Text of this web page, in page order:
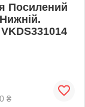
Посилений
₴